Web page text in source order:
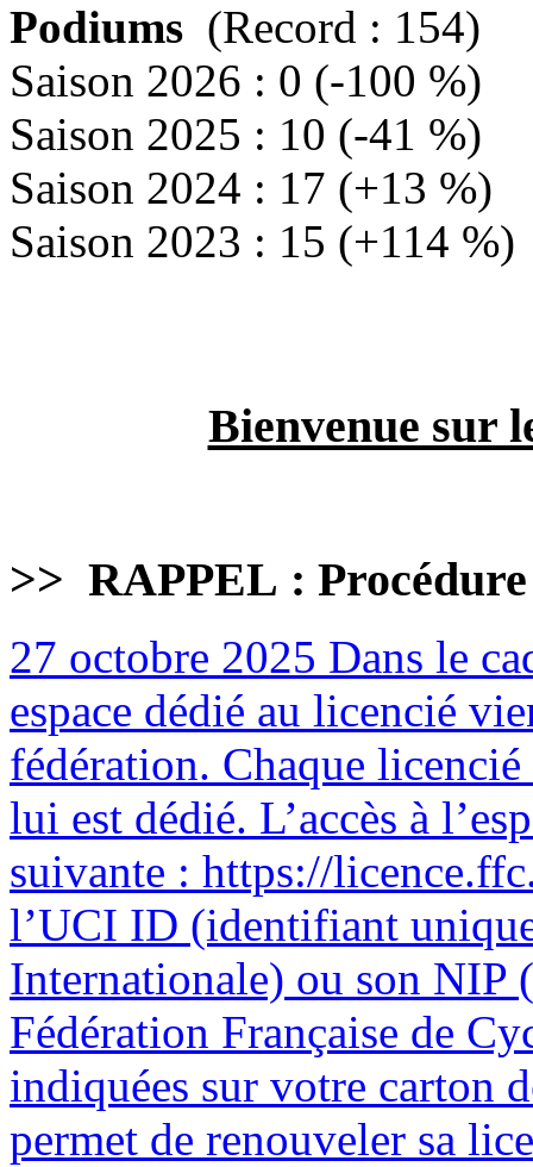
Podiums (Record : 154)
Saison 2026 : 0 (-100 %)
Saison 2025 : 10 (-41 %)
Saison 2024 : 17 (+13 %)
Saison 2023 : 15 (+114 %)
Bienvenue sur
>> RAPPEL :
27 octobre 2025 Dans le
espace dédié au licencié
fédération. Chaque
lui est dédié. L’accès à
suivante : https://
l’UCI ID (identifiant
Internationale) ou son NIP
Fédération Française de
indiquées sur votre carton
permet de renouveler sa